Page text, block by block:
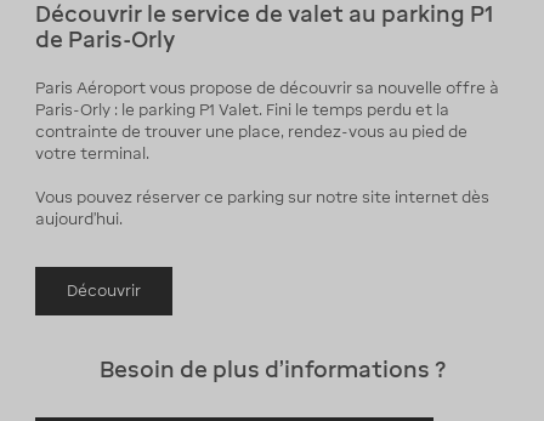
Découvrir le service de valet au parking P1
de Paris-Orly
Paris Aéroport vous propose de découvrir sa nouvelle offre à
Paris-Orly : le parking P1 Valet. Fini le temps perdu et la
contrainte de trouver une place, rendez-vous au pied de
votre terminal.
Vous pouvez réserver ce parking sur notre site internet dès
aujourd'hui.
Découvrir
Besoin de plus d'informations ?